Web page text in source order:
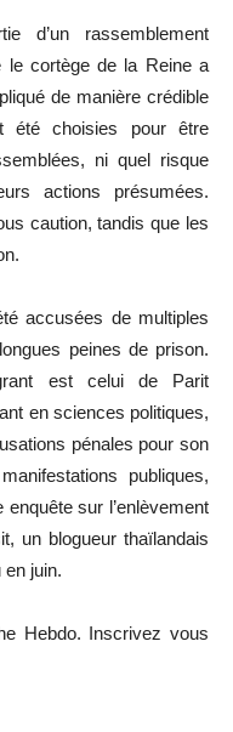
d’un rassemblement
le cortège de la Reine a
de manière crédible
été choisies pour être
ni quel risque
actions présumées.
caution, tandis que les
accusées de multiples
peines de prison.
est celui de Parit
en sciences politiques,
pénales pour son
publiques,
sur l’enlèvement
un blogueur thaïlandais
juin.
Hebdo. Inscrivez vous